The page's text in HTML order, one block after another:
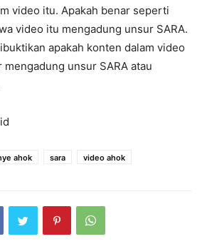
video itu. Apakah benar seperti
video itu mengadung unsur SARA.
apakah konten dalam video
unsur SARA atau
ahok sara video ahok